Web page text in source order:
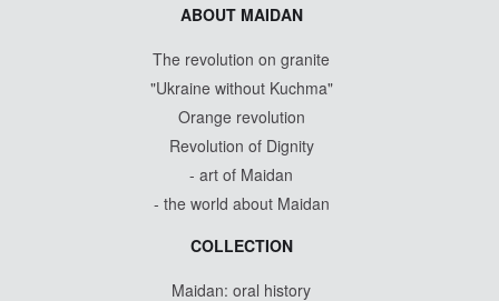
ABOUT MAIDAN
The revolution on granite
"Ukraine without Kuchma"
Orange revolution
Revolution of Dignity
- art of Maidan
- the world about Maidan
COLLECTION
Maidan: oral history